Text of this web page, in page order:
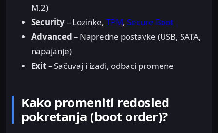
M.2)
Security– Lozinke, TPM, Secure Boot
Advanced – Napredne postavke (USB, SATA,
napajanje)
Exit– Sačuvaj i izađi, odbaci promene
Kako promeniti redosled
pokretanja (boot order)?